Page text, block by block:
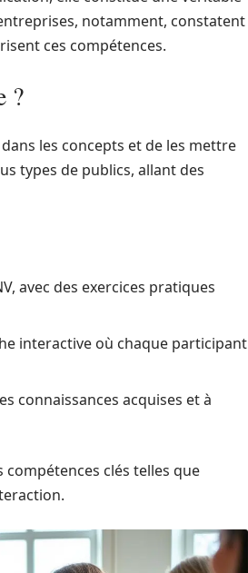
notamment, constatent
ces compétences.
?
les concepts et de les mettre
types de publics, allant des
avec des exercices pratiques
interactive où chaque participant
connaissances acquises et à
clés telles que